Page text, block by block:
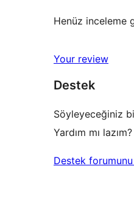
Henüz inceleme
Your review
Destek
Söyleyeceğiniz
Yardım mı lazım?
Destek